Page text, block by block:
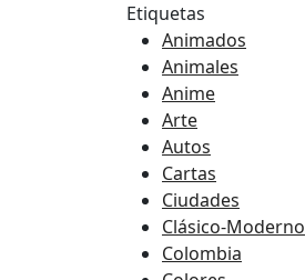
Etiquetas
Animados
Animales
Anime
Arte
Autos
Cartas
Ciudades
Clásico-Moderno
Colombia